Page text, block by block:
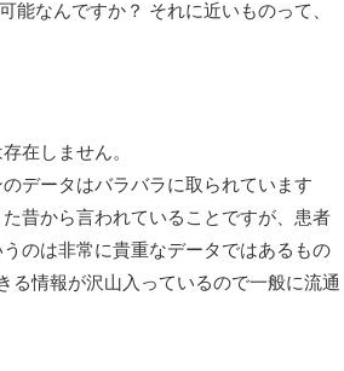
能なんですか？ それに近いものって、
在しません。
データはバラバラに取られています
昔から言われていることですが、患者
のは非常に貴重なデータではあるもの
る情報が沢山入っているので一般に流通